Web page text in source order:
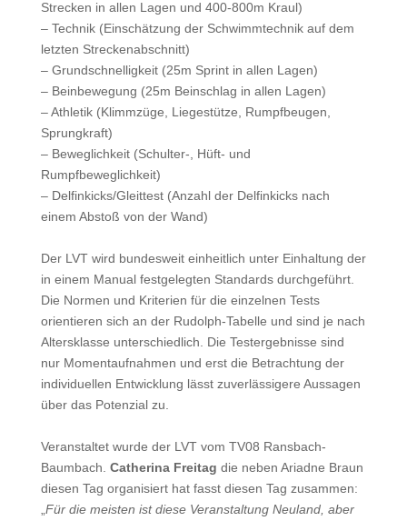
Strecken in allen Lagen und 400-800m Kraul)
– Technik (Einschätzung der Schwimmtechnik auf dem
letzten Streckenabschnitt)
– Grundschnelligkeit (25m Sprint in allen Lagen)
– Beinbewegung (25m Beinschlag in allen Lagen)
– Athletik (Klimmzüge, Liegestütze, Rumpfbeugen,
Sprungkraft)
– Beweglichkeit (Schulter-, Hüft- und
Rumpfbeweglichkeit)
– Delfinkicks/Gleittest (Anzahl der Delfinkicks nach
einem Abstoß von der Wand)
Der LVT wird bundesweit einheitlich unter Einhaltung der
in einem Manual festgelegten Standards durchgeführt.
Die Normen und Kriterien für die einzelnen Tests
orientieren sich an der Rudolph-Tabelle und sind je nach
Altersklasse unterschiedlich. Die Testergebnisse sind
nur Momentaufnahmen und erst die Betrachtung der
individuellen Entwicklung lässt zuverlässigere Aussagen
über das Potenzial zu.
Veranstaltet wurde der LVT vom TV08 Ransbach-
Baumbach. Catherina Freitag die neben Ariadne Braun
diesen Tag organisiert hat fasst diesen Tag zusammen:
Für die meisten ist diese Veranstaltung Neuland, aber